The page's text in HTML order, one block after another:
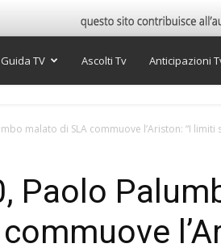
Guida TV Ascolti Tv Anticipazioni
malato di SLA commuove l’Ariston: “I limiti
Paolo